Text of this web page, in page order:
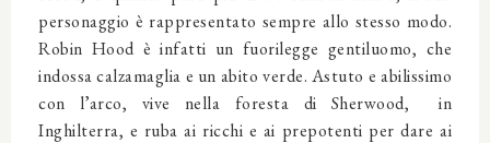
personaggio è rappresentato sempre allo stesso modo.
Robin Hood è infatti un fuorilegge gentiluomo, che
indossa calzamaglia e un abito verde. Astuto e abilissimo
con l’arco, vive nella foresta di Sherwood,
in
Inghilterra, e ruba ai ricchi e ai prepotenti perdare ai